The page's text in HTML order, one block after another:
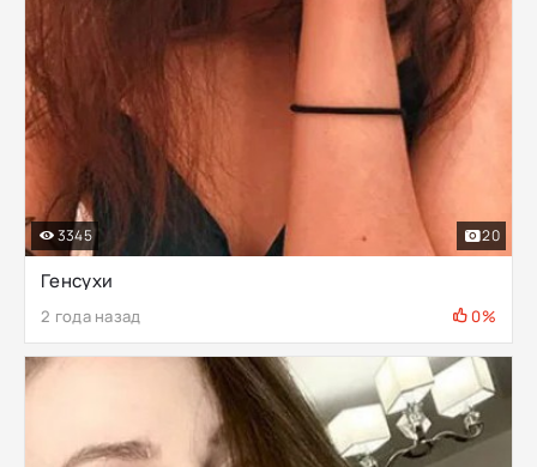
Генсухи
2 года назад 0%
3345 20